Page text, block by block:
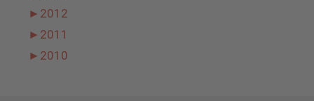
► 2012
► 2011
► 2010